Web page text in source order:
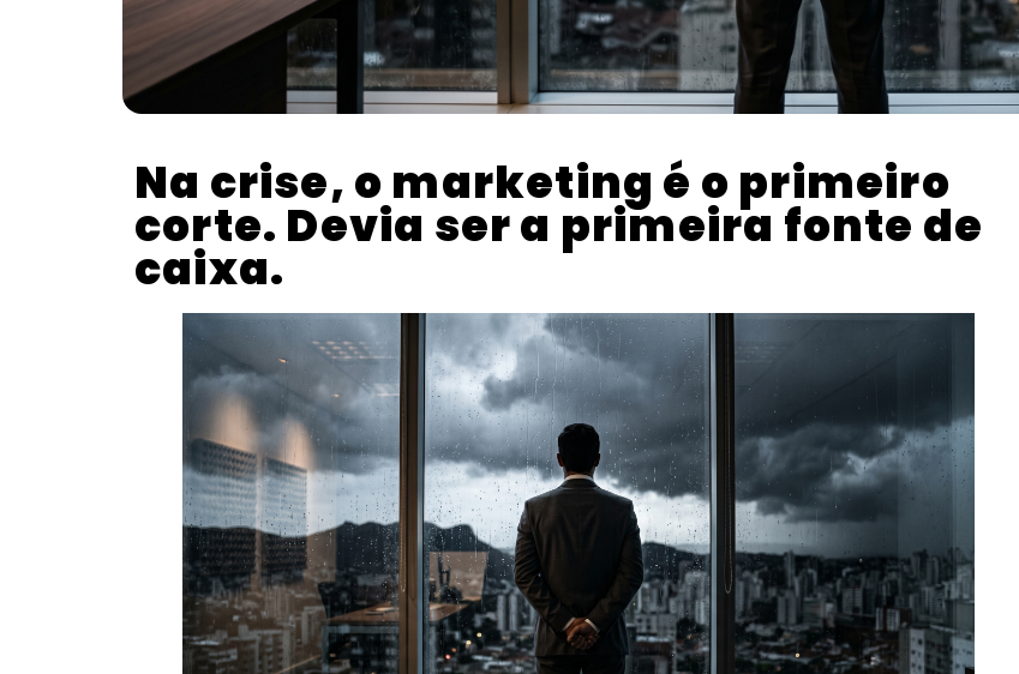
Na crise, o marketing é o primeiro
corte. Devia ser a primeira fonte de
caixa.